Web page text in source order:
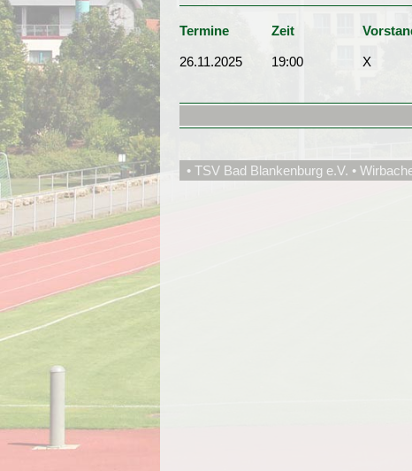
Termine Zeit
26.11.2025
19:00 X
• TSV Bad Blankenburg e.V. •